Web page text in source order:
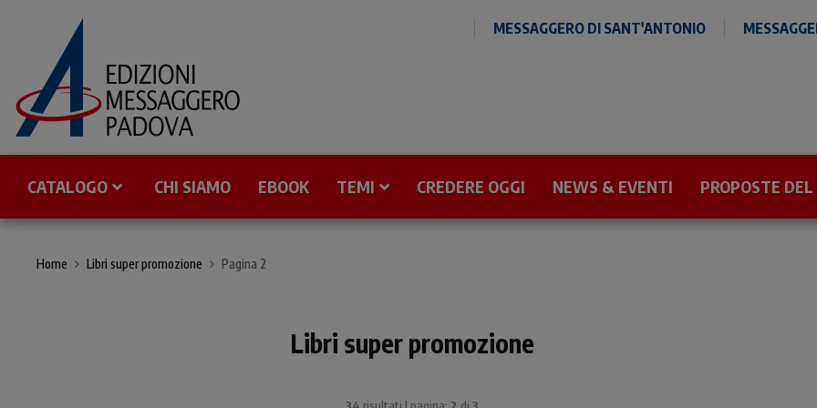
MESSAGGERO DI SANT'ANTONIO
CATALOGO CHI SIAMO EBOOK TEMI CREDERE OGGI NEWS & EVENTI PROPOSTE DEL
Home Libri super promozione Pagina 2
Libri super promozione